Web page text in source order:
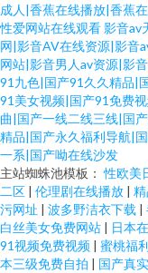
成人|香蕉在线播放|香蕉
性爱网站在线观看影音av
网|影音AV在线资源|影音
网站|影音男人av资源|影
91九色|国产91久久精品|
91美女视频|国产91免费
曲|国产一线二线三线|国
精品|国产永久福利导航|
一系|国产呦在线沙发
主站蜘蛛池模板：性欧美
二区 | 伦理剧在线播放 |
污网址 | 波多野洁衣下载 |
白丝美女免费网站 | 日本
91视频免费视频 | 蜜桃福
本三级免费自拍 | 国产真